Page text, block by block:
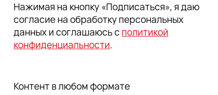
Нажимая на кнопку «Подписаться», я даю
согласие на обработку персональных
данных и соглашаюсь с политикой
конфиденциальности.
Контент в любом формате